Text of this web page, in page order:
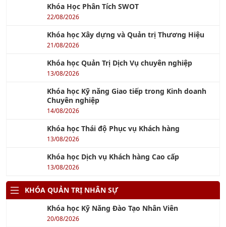
Khóa Học Phân Tích SWOT
22/08/2026
Khóa học Xây dựng và Quản trị Thương Hiệu
21/08/2026
Khóa học Quản Trị Dịch Vụ chuyên nghiệp
Khóa học Kỹ năng Giao tiếp trong Kinh doanh
Chuyên nghiệp
Khóa học Thái độ Phục vụ Khách hàng
Khóa học Dịch vụ Khách hàng Cao cấp
KHÓA QUẢN TRỊ NHÂN SỰ
Khóa học Kỹ Năng Đào Tạo Nhân Viên